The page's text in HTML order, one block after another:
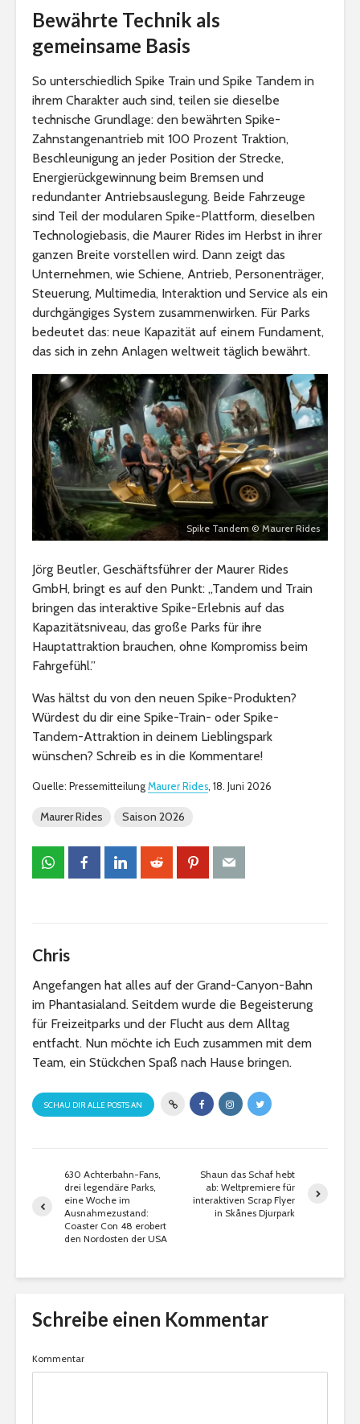
Bewährte Technik als
gemeinsame Basis
So unterschiedlich Spike Train und Spike Tandem in
ihrem Charakter auch sind, teilen sie dieselbe
technische Grundlage: den bewährten Spike-
Zahnstangenantrieb mit 100 Prozent Traktion,
Beschleunigung an jeder Position der Strecke,
Energierückgewinnung beim Bremsen und
redundanter Antriebsauslegung. Beide Fahrzeuge
sind Teil der modularen Spike-Plattform, dieselben
Technologiebasis, die Maurer Rides im Herbst in ihrer
ganzen Breite vorstellen wird. Dann zeigt das
Unternehmen, wie Schiene, Antrieb, Personenträger,
Steuerung, Multimedia, Interaktion und Service als ein
durchgängiges System zusammenwirken. Für Parks
bedeutet das: neue Kapazität auf einem Fundament,
das sich in zehn Anlagen weltweit täglich bewährt.
Spike Tandem © Maurer Rides
Jörg Beutler, Geschäftsführer der Maurer Rides
GmbH, bringt es auf den Punkt: „Tandem und Train
bringen das interaktive Spike-Erlebnis auf das
Kapazitätsniveau, das große Parks für ihre
Hauptattraktion brauchen, ohne Kompromiss beim
Fahrgefühl.”
Was hältst du von den neuen Spike-Produkten?
Würdest du dir eine Spike-Train- oder Spike-
Tandem-Attraktion in deinem Lieblingspark
wünschen? Schreib es in die Kommentare!
Quelle: Pressemitteilung Maurer Rides, 18. Juni 2026
Maurer Rides Saison 2026
Chris
Angefangen hat alles auf der Grand-Canyon-Bahn
im Phantasialand. Seitdem wurde die Begeisterung
für Freizeitparks und der Flucht aus dem Alltag
entfacht. Nun möchte ich Euch zusammen mit dem
Team, ein Stückchen Spaß nach Hause bringen.
SCHAU DIR ALLE POSTS AN
630 Achterbahn-Fans,
drei legendäre Parks,
eine Woche im
Ausnahmezustand:
Coaster Con 48 erobert
den Nordosten der USA
Shaun das Schaf hebt
ab: Weltpremiere für
interaktiven Scrap Flyer
in Skånes Djurpark
Schreibe einen Kommentar
Kommentar